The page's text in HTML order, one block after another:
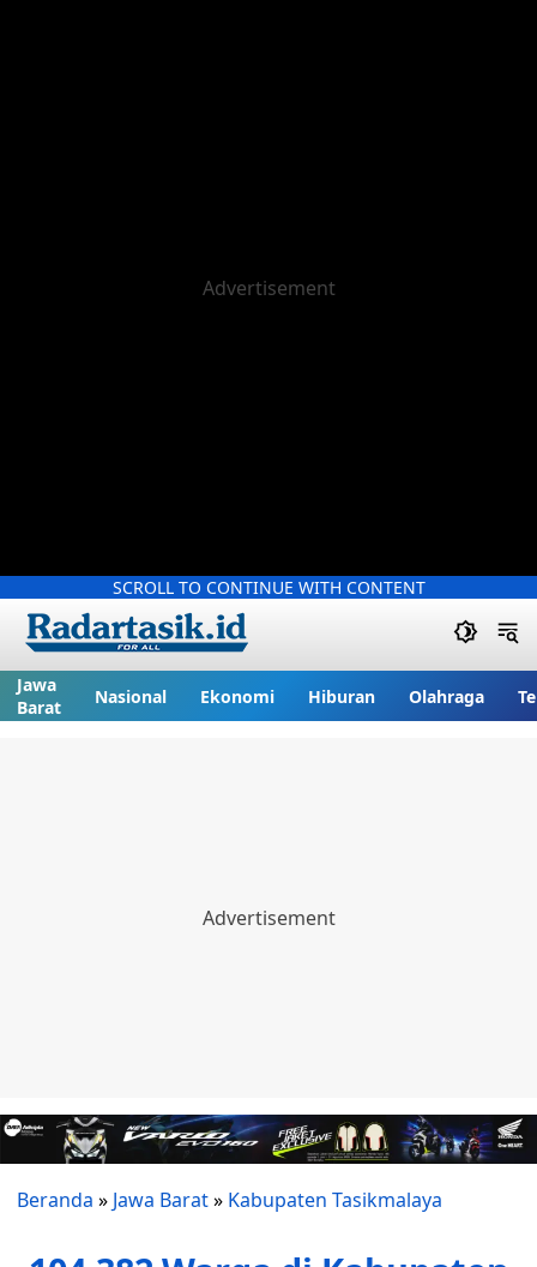
SCROLL TO CONTINUE WITH CONTENT
Jawa
Barat
Nasional Ekonomi Hiburan Olahraga
Beranda » Jawa Barat» Kabupaten Tasikmalaya